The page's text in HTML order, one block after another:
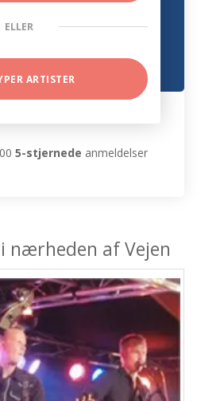
ELLER
ARTISTER
5-stjernede anmeldelser
nærheden af Vejen